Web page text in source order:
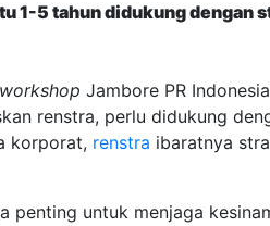
1-5 tahun didukung dengan
workshop Jambore PR
renstra, perlu didukung
korporat, renstra ibaratnya
penting untuk menjaga